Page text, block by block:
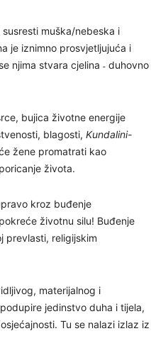
muška/nebeska i
je iznimno prosvjetljujuća i
njima stvara cjelina ˗ duhovno
bujica životne energije
blagosti, Kundalini-
žene promatrati kao
života.
kroz buđenje
životnu silu! Buđenje
prevlasti, religijskim
materijalnog i
jedinstvo duha i tijela,
Tu se nalazi izlaz iz